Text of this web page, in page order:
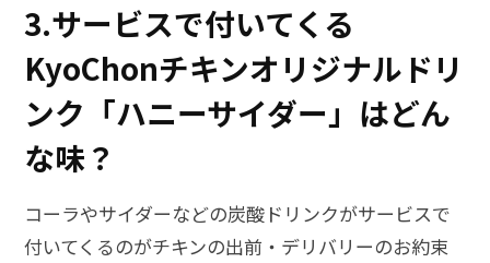
3.サービスで付いてくる
KyoChonチキンオリジナルドリ
ンク「ハニーサイダー」はどん
な味？
コーラやサイダーなどの炭酸ドリンクがサービスで
付いてくるのがチキンの出前・デリバリーのお約束